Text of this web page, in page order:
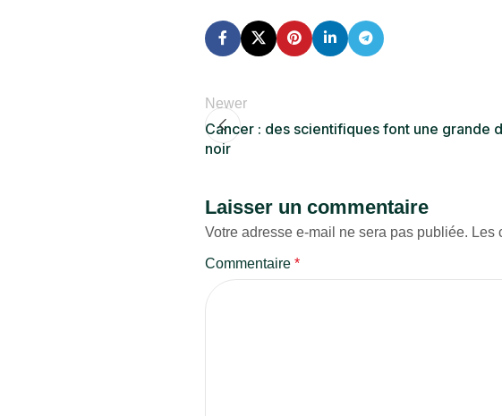
Newer
Cancer : des scientifiques font une grande
noir
Laisser un commentaire
Votre adresse e-mail ne sera pas publiée. Les
Commentaire *